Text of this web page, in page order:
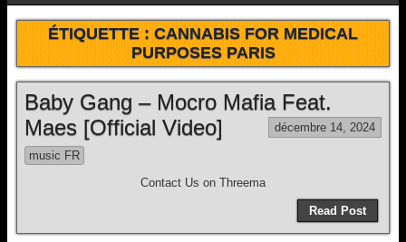
ÉTIQUETTE :CANNABIS FOR MEDICAL
PURPOSES PARIS
Baby Gang – Mocro Mafia Feat.
Maes [Official Video]
décembre 14, 2024
music FR
Contact Us on Threema
Read Post